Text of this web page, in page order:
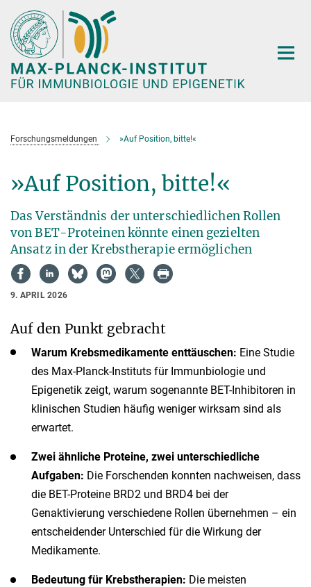
Hauptinhalt
Forschungsmeldungen »Auf Position, bitte!«
»Auf Position, bitte!«
Das Verständnis der unterschiedlichen Rollen
von BET-Proteinen könnte einen gezielten
Ansatz in der Krebstherapie ermöglichen
9. APRIL 2026
Auf den Punkt gebracht
Warum Krebsmedikamente enttäuschen: Eine Studie
des Max-Planck-Instituts für Immunbiologie und
Epigenetik zeigt, warum sogenannte BET-Inhibitoren in
klinischen Studien häufig weniger wirksam sind als
erwartet.
Zwei ähnliche Proteine, zwei unterschiedliche
Aufgaben: Die Forschenden konnten nachweisen, dass
die BET-Proteine BRD2 und BRD4 bei der
Genaktivierung verschiedene Rollen übernehmen – ein
entscheidender Unterschied für die Wirkung der
Medikamente.
Bedeutung für Krebstherapien: Die meisten